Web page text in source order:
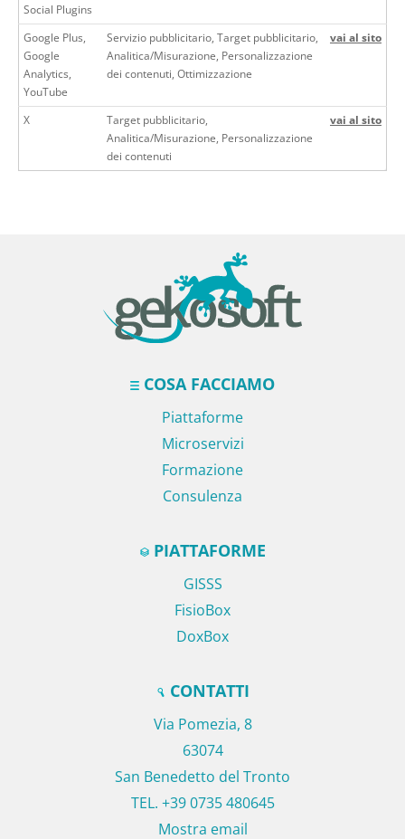
Social Plugins
Google Plus,
Google
Analytics,
YouTube
Servizio pubblicitario, Target pubblicitario,
Analitica/Misurazione, Personalizzazione
dei contenuti, Ottimizzazione
vai al sito
X
Target pubblicitario,
Analitica/Misurazione, Personalizzazione
dei contenuti
vai al sito
COSA FACCIAMO
Piattaforme
Microservizi
Formazione
Consulenza
PIATTAFORME
GISSS
FisioBox
DoxBox
CONTATTI
Via Pomezia, 8
63074
San Benedetto del Tronto
TEL. +39 0735 480645
Mostra email